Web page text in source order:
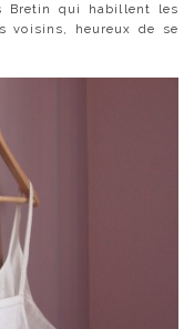
Bretin qui habillent les
voisins, heureux de se